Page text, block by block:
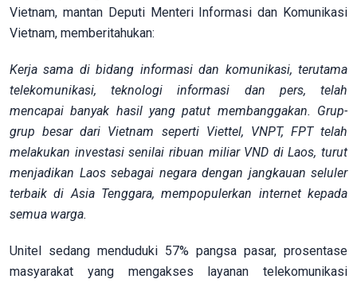
Vietnam, mantan Deputi Menteri Informasi dan Komunikasi
Vietnam, memberitahukan:
Kerja sama di bidang informasi dan komunikasi, terutama
telekomunikasi, teknologi informasi dan pers, telah
mencapai banyak hasil yang patut membanggakan. Grup-
grup besar dari Vietnam seperti Viettel, VNPT, FPT telah
melakukan investasi senilai ribuan miliar VND di Laos, turut
menjadikan Laos sebagai negara dengan jangkauan seluler
terbaik di Asia Tenggara,mempopulerkan internet kepada
semua warga.
Unitel sedang menduduki 57% pangsa pasar, prosentase
masyarakat yang mengakses layanan telekomunikasi